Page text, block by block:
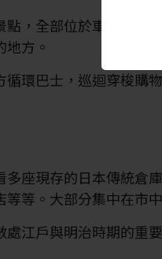
，全部位於車站的步
方。
環巴士，巡迴穿梭購
多座現存的日本傳統倉
等。大部分集中在市
處江戶與明治時期的重